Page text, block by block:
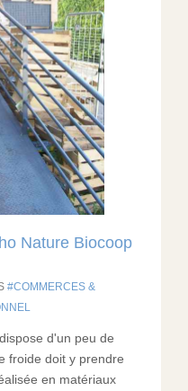
Nature Biocoop
COMMERCES &
d'un peu de
froide doit y prendre
en matériaux